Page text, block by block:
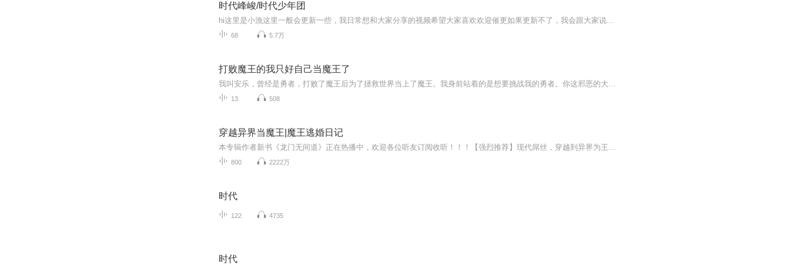
时代峰峻/时代少年团
hi这里是小漁这里一般会更新一些，我日常想和大家分享的视频希望大家喜欢欢迎催更如果更新不了，我会跟大家说的搬运！！！
68 5.7万
打败魔王的我只好自己当魔王了
我叫安乐，曾经是勇者，打败了魔王后为了拯救世界当上了魔王。我身前站着的是想要挑战我的勇者。你这邪恶的大魔王！你要干嘛？你这霸占了暗精灵大姐姐，魅魔，吸血鬼双胞胎萝莉还有呆萌女神的恶贯满盈的大魔王！你到底要干嘛？嘿嘿，教练我想学开车！不教...
13 508
穿越异界当魔王|魔王逃婚日记
本专辑作者新书《龙门无间道》正在热播中，欢迎各位听友订阅收听！！！【强烈推荐】现代屌丝，穿越到异界为王，魔都境内，可谓是 步步惊心，危机四伏，一招不慎，就会遭到杀身之祸。没有母族、没有大腿，人前人后全靠戏精上线。好了，啥也不说了，直接上图...
800 2222万
时代
122 4735
时代